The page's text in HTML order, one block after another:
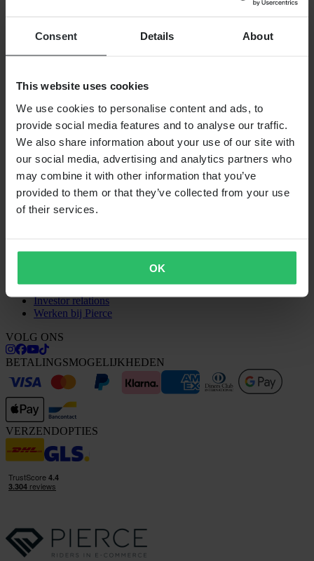
Consent Details About
This website uses cookies
We use cookies to personalise content and ads, to
provide social media features and to analyse our traffic.
We also share information about your use of our site with
our social media, advertising and analytics partners who
may combine it with other information that you’ve
provided to them or that they’ve collected from your use
of their services.
OK
SHOPPEN
Verzending & levering
Betaling
Herroepingsrecht
Informatie over recycling
Claims & klachten
Conformiteitsverklaring
KLANTENSERVICE
Over 24MX
Investor relations
Werken bij Pierce
VOLG ONS
BETALINGSMOGELIJKHEDEN
VERZENDOPTIES